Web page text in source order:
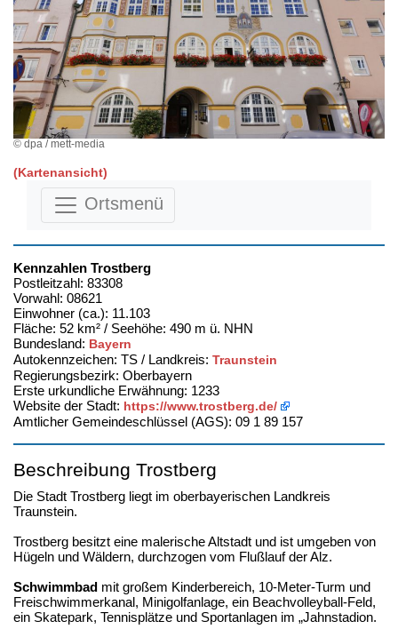
© dpa / mett-media
(Kartenansicht)
Ortsmenü
Kennzahlen Trostberg
Postleitzahl: 83308
Vorwahl: 08621
Einwohner (ca.): 11.103
Fläche: 52 km² / Seehöhe: 490 m ü. NHN
Bundesland: Bayern
Autokennzeichen: TS / Landkreis: Traunstein
Regierungsbezirk: Oberbayern
Erste urkundliche Erwähnung: 1233
Website der Stadt: https://www.trostberg.de/
Amtlicher Gemeindeschlüssel (AGS): 09 1 89 157
Beschreibung Trostberg
Die Stadt Trostberg liegt im oberbayerischen Landkreis
Traunstein.
Trostberg besitzt eine malerische Altstadt und ist umgeben von
Hügeln und Wäldern, durchzogen vom Flußlauf der Alz.
Schwimmbad mit großem Kinderbereich, 10-Meter-Turm und
Freischwimmerkanal, Minigolfanlage, ein Beachvolleyball-Feld,
ein Skatepark, Tennisplätze und Sportanlagen im „Jahnstadion.